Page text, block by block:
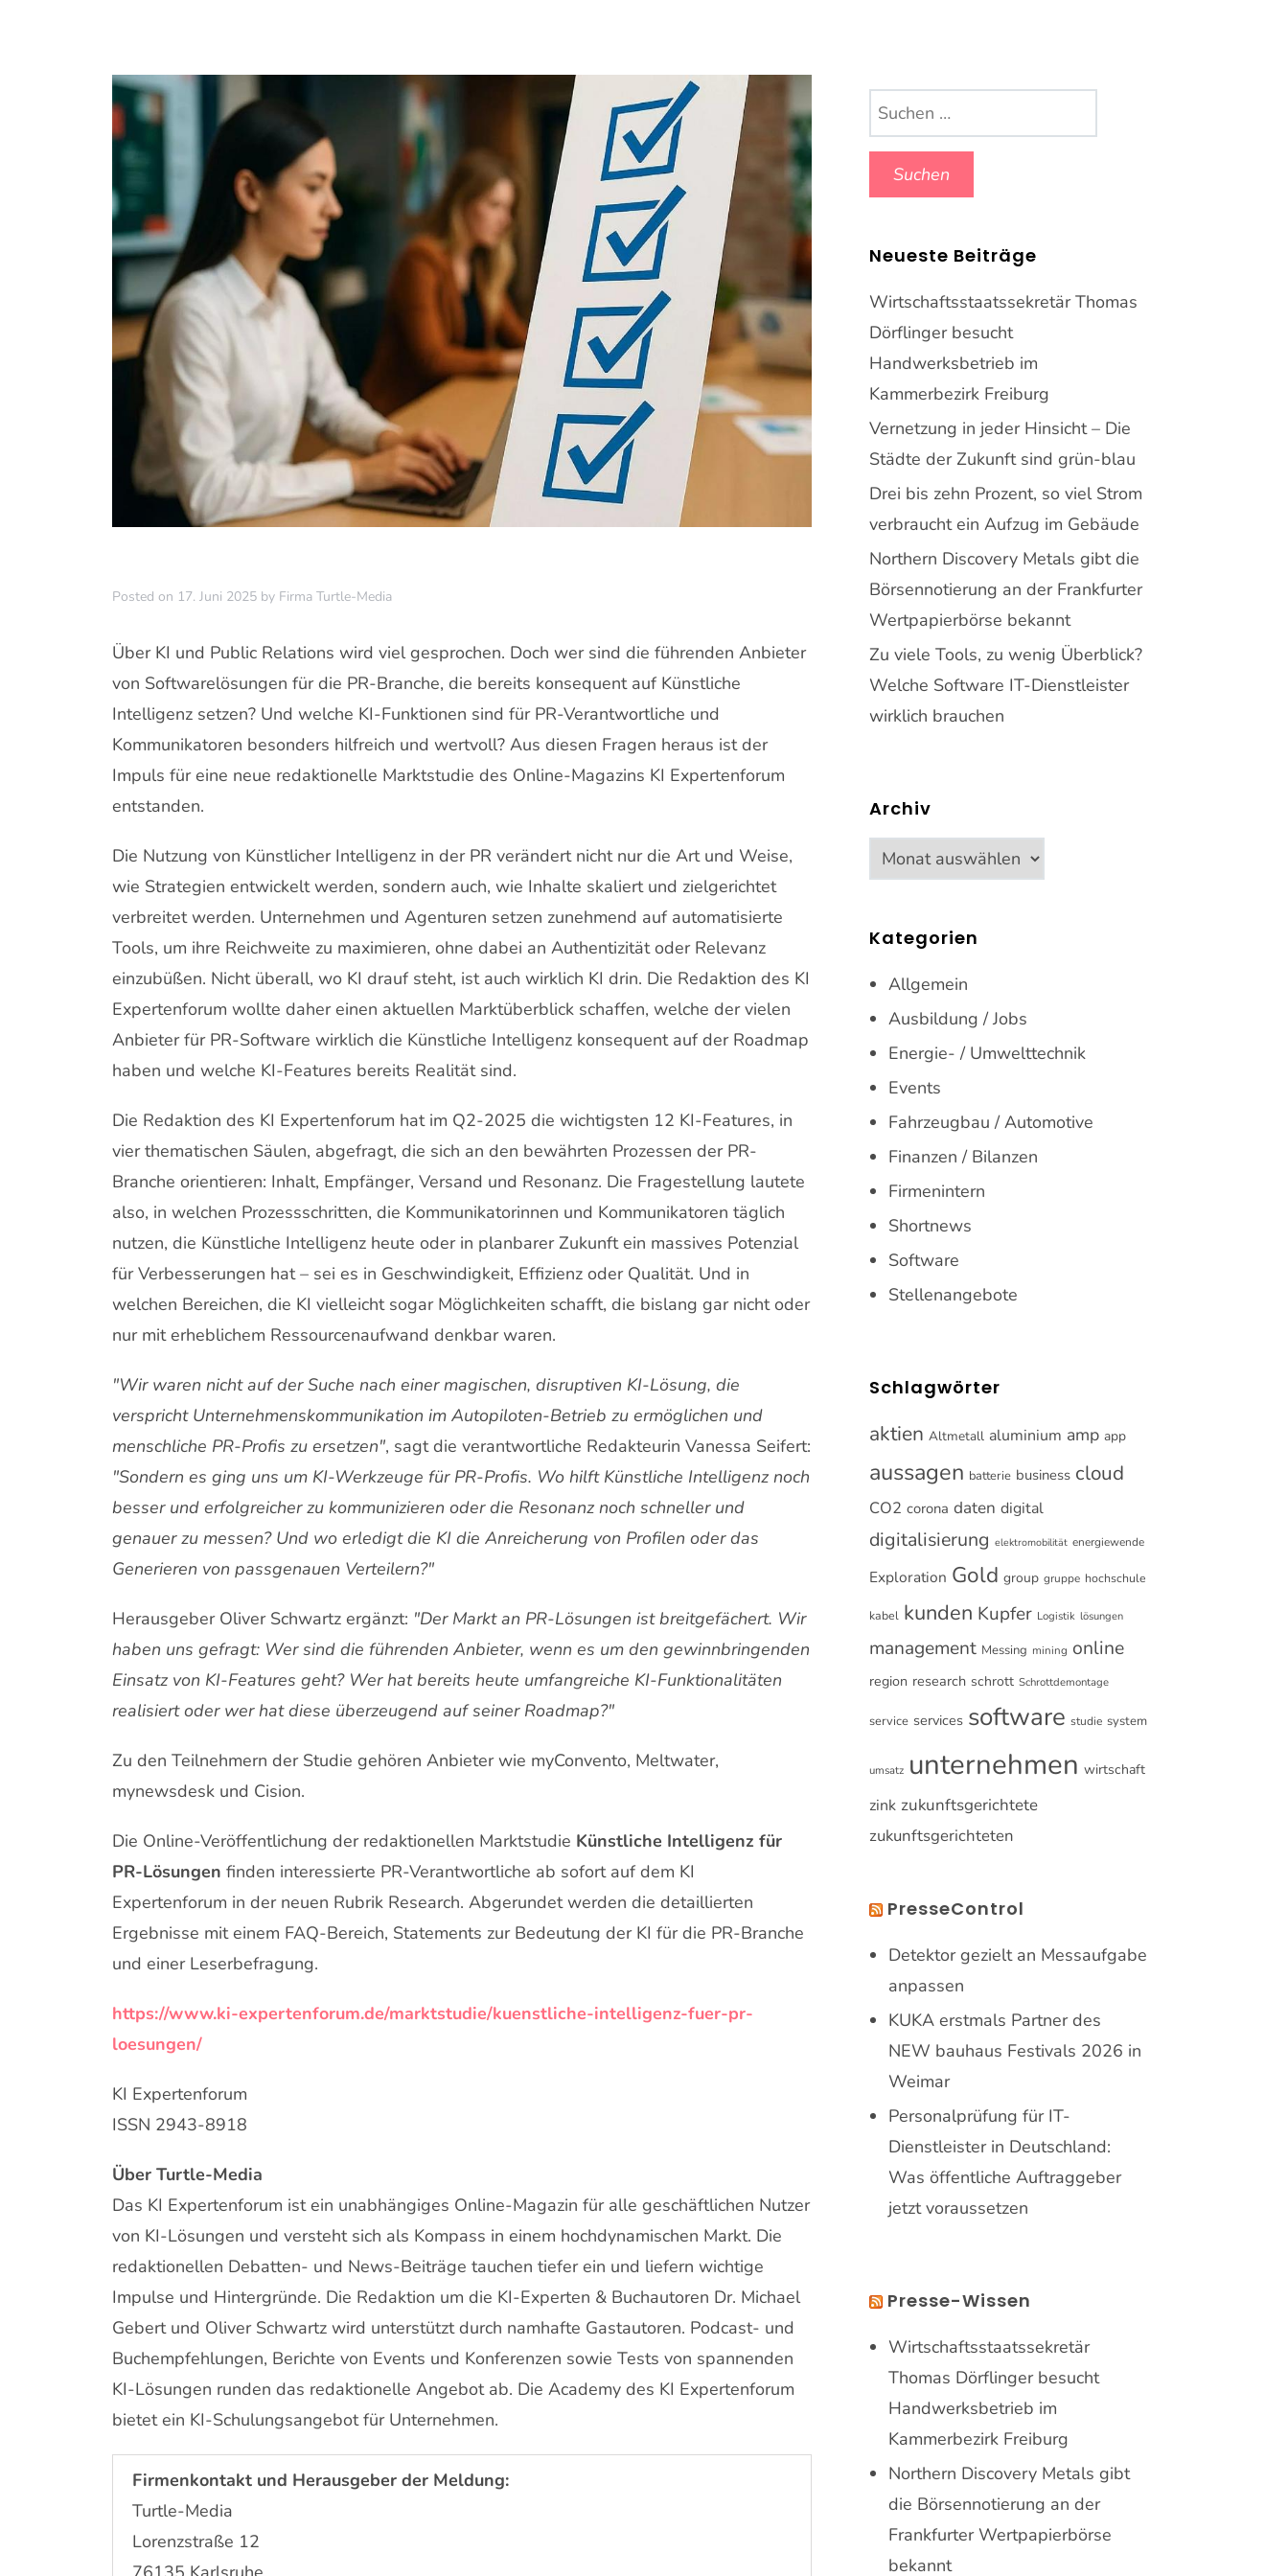
Posted on 17. Juni 2025 by Firma Turtle-Media
Über KI und Public Relations wird viel gesprochen. Doch wer sind die führenden Anbieter
von Softwarelösungen für die PR-Branche, die bereits konsequent auf Künstliche
Intelligenz setzen? Und welche KI-Funktionen sind für PR-Verantwortliche und
Kommunikatoren besonders hilfreich und wertvoll? Aus diesen Fragen heraus ist der
Impuls für eine neue redaktionelle Marktstudie des Online-Magazins KI Expertenforum
entstanden.
Die Nutzung von Künstlicher Intelligenz in der PR verändert nicht nur die Art und Weise,
wie Strategien entwickelt werden, sondern auch, wie Inhalte skaliert und zielgerichtet
verbreitet werden. Unternehmen und Agenturen setzen zunehmend auf automatisierte
Tools, um ihre Reichweite zu maximieren, ohne dabei an Authentizität oder Relevanz
einzubüßen. Nicht überall, wo KI drauf steht, ist auch wirklich KI drin. Die Redaktion des KI
Expertenforum wollte daher einen aktuellen Marktüberblick schaffen, welche der vielen
Anbieter für PR-Software wirklich die Künstliche Intelligenz konsequent auf der Roadmap
haben und welche KI-Features bereits Realität sind.
Die Redaktion des KI Expertenforum hat im Q2-2025 die wichtigsten 12 KI-Features, in
vier thematischen Säulen, abgefragt, die sich an den bewährten Prozessen der PR-
Branche orientieren: Inhalt, Empfänger, Versand und Resonanz. Die Fragestellung lautete
also, in welchen Prozessschritten, die Kommunikatorinnen und Kommunikatoren täglich
nutzen, die Künstliche Intelligenz heute oder in planbarer Zukunft ein massives Potenzial
für Verbesserungen hat – sei es in Geschwindigkeit, Effizienz oder Qualität. Und in
welchen Bereichen, die KI vielleicht sogar Möglichkeiten schafft, die bislang gar nicht oder
nur mit erheblichem Ressourcenaufwand denkbar waren.
"Wir waren nicht auf der Suche nach einer magischen, disruptiven KI-Lösung, die
verspricht Unternehmenskommunikation im Autopiloten-Betrieb zu ermöglichen und
menschliche PR-Profis zu ersetzen", sagt die verantwortliche Redakteurin Vanessa Seifert:
"Sondern es ging uns um KI-Werkzeuge für PR-Profis. Wo hilft Künstliche Intelligenz noch
besser und erfolgreicher zu kommunizieren oder die Resonanz noch schneller und
genauer zu messen? Und wo erledigt die KI die Anreicherung von Profilen oder das
Generieren von passgenauen Verteilern?"
Herausgeber Oliver Schwartz ergänzt: "Der Markt an PR-Lösungen ist breitgefächert. Wir
haben uns gefragt: Wer sind die führenden Anbieter, wenn es um den gewinnbringenden
Einsatz von KI-Features geht? Wer hat bereits heute umfangreiche KI-Funktionalitäten
realisiert oder wer hat diese überzeugend auf seiner Roadmap?"
Zu den Teilnehmern der Studie gehören Anbieter wie myConvento, Meltwater,
mynewsdesk und Cision.
Die Online-Veröffentlichung der redaktionellen Marktstudie Künstliche Intelligenz für
PR-Lösungen finden interessierte PR-Verantwortliche ab sofort auf dem KI
Expertenforum in der neuen Rubrik Research. Abgerundet werden die detaillierten
Ergebnisse mit einem FAQ-Bereich, Statements zur Bedeutung der KI für die PR-Branche
und einer Leserbefragung.
https://www.ki-expertenforum.de/marktstudie/kuenstliche-intelligenz-fuer-pr-
loesungen/
KI Expertenforum
ISSN 2943-8918
Über Turtle-Media
Das KI Expertenforum ist ein unabhängiges Online-Magazin für alle geschäftlichen Nutzer
von KI-Lösungen und versteht sich als Kompass in einem hochdynamischen Markt. Die
redaktionellen Debatten- und News-Beiträge tauchen tiefer ein und liefern wichtige
Impulse und Hintergründe. Die Redaktion um die KI-Experten & Buchautoren Dr. Michael
Gebert und Oliver Schwartz wird unterstützt durch namhafte Gastautoren. Podcast- und
Buchempfehlungen, Berichte von Events und Konferenzen sowie Tests von spannenden
KI-Lösungen runden das redaktionelle Angebot ab. Die Academy des KI Expertenforum
bietet ein KI-Schulungsangebot für Unternehmen.
Firmenkontakt und Herausgeber der Meldung:
Turtle-Media
Lorenzstraße 12
Suchen
nach:
Neueste Beiträge
Wirtschaftsstaatssekretär Thomas
Dörflinger besucht
Handwerksbetrieb im
Kammerbezirk Freiburg
Vernetzung in jeder Hinsicht – Die
Städte der Zukunft sind grün-blau
Drei bis zehn Prozent, so viel Strom
verbraucht ein Aufzug im Gebäude
Northern Discovery Metals gibt die
Börsennotierung an der Frankfurter
Wertpapierbörse bekannt
Zu viele Tools, zu wenig Überblick?
Welche Software IT-Dienstleister
wirklich brauchen
Archiv
Archiv
Kategorien
Allgemein
Ausbildung / Jobs
Energie- / Umwelttechnik
Events
Fahrzeugbau / Automotive
Finanzen / Bilanzen
Firmenintern
Shortnews
Software
Stellenangebote
Schlagwörter
aktien Altmetall aluminium amp app
aussagen batterie business cloud
CO2 corona daten digital
digitalisierung elektromobilität energiewende
Exploration Gold group gruppe hochschule
kabel kunden Kupfer Logistik lösungen
management Messing mining online
region research schrott Schrottdemontage
service services software studie system
umsatz unternehmen wirtschaft
zink zukunftsgerichtete
zukunftsgerichteten
PresseControl
Detektor gezielt an Messaufgabe
anpassen
KUKA erstmals Partner des
NEW bauhaus Festivals 2026 in
Weimar
Personalprüfung für IT-
Dienstleister in Deutschland:
Was öffentliche Auftraggeber
jetzt voraussetzen
Presse-Wissen
Wirtschaftsstaatssekretär
Thomas Dörflinger besucht
Handwerksbetrieb im
Kammerbezirk Freiburg
Northern Discovery Metals gibt
die Börsennotierung an der
Frankfurter Wertpapierbörse
bekannt